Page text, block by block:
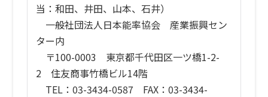
当：和田、井田、山本、石井）
一般社団法人日本能率協会 産業振興セン
ター内
〒100-0003 東京都千代田区一ツ橋1-2-
2 住友商事竹橋ビル14階
TEL：03-3434-0587 FAX：03-3434-